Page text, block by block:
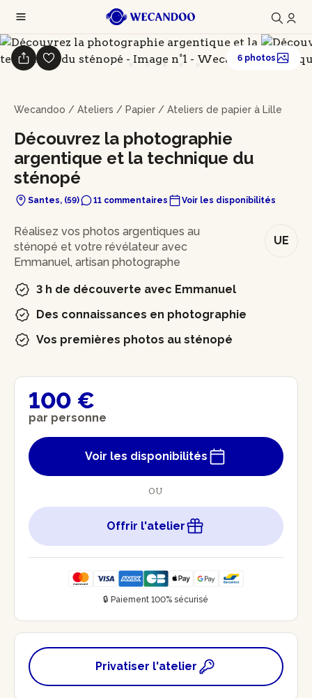
Wecandoo / Ateliers / Papier / Ateliers de papier à Lille
Découvrez la photographie
argentique et la technique du
sténopé
Santes, (59) 11 commentaires Voir les disponibilités
6 photos
En bref
UE
Réalisez vos photos argentiques au
sténopé et votre révélateur avec
Emmanuel, artisan photographe
3 h de découverte avec Emmanuel
Des connaissances en photographie
Vos premières photos au sténopé
100 €
par personne
Voir les disponibilités
OU
Offrir l'atelier
🔒 Paiement 100% sécurisé
Privatiser l'atelier